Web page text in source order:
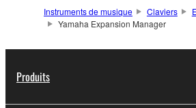
Instruments de musique Claviers
Yamaha Expansion Manager
Produits